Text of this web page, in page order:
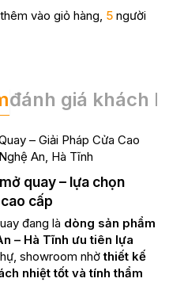
vào giỏ hàng, 5 người
đánh giá khách
– Giải Pháp Cửa Cao
An, Hà Tĩnh
quay – lựa chọn
cấp
đang là dòng sản phẩm
– Hà Tĩnh ưu tiên lựa
showroom nhờthiết kế
nhiệt tốt và tính thẩm